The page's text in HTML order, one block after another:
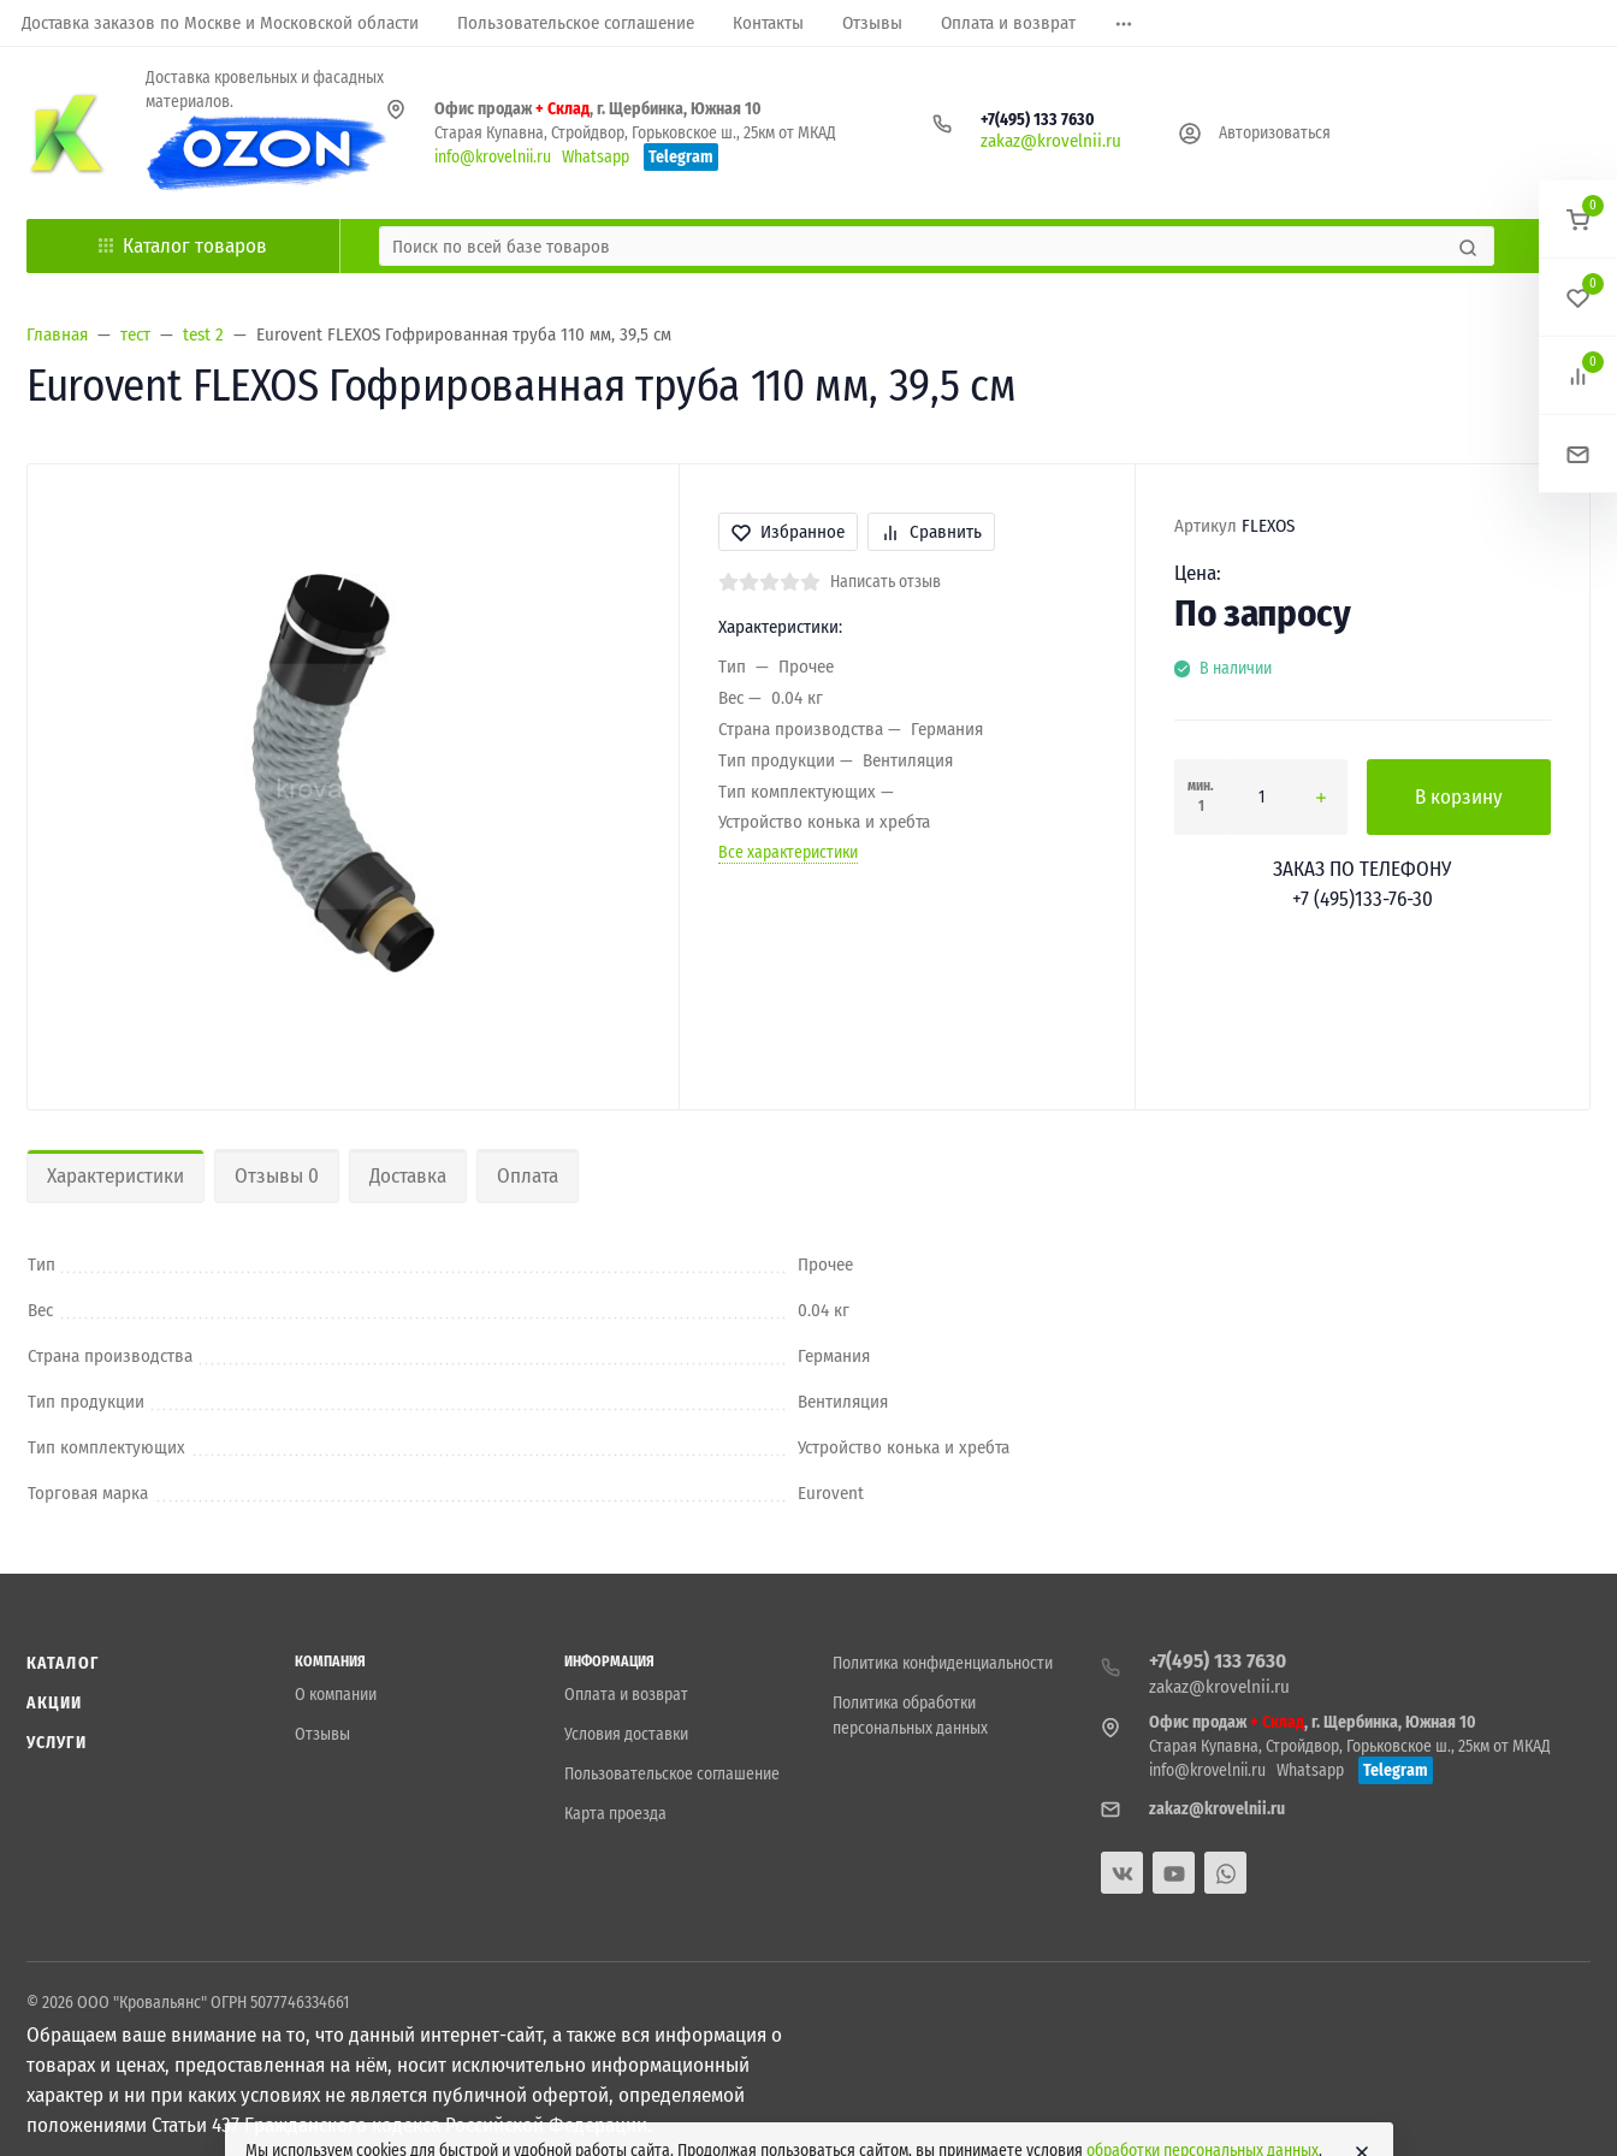
Доставка заказов по Москве и Московской области Пользовательское соглашение Контакты Отзывы Оплата и возврат
Доставка кровельных и фасадных
материалов.
Офис продаж+ Склад, г. Щербинка, Южная 10
Старая Купавна, Стройдвор, Горьковское ш., 25км от МКАД
info@krovelnii.ru Whatsapp Telegram
+7(495) 133 7630
zakaz@krovelnii.ru Авторизоваться
Каталог товаров
Главная тест test 2 Eurovent FLEXOS Гофрированная труба 110 мм, 39,5 см
Eurovent FLEXOS Гофрированная труба 110 мм, 39,5 см
Избранное Сравнить
Написать отзыв
Характеристики:
Тип
Прочее
Вес
0.04 кг
Страна производства
Германия
Тип продукции
Вентиляция
Тип комплектующих
Устройство конька и хребта
Все характеристики
Артикул FLEXOS
Цена:
По запросу
В наличии
мин.
1
В корзину
ЗАКАЗ ПО ТЕЛЕФОНУ
+7 (495)133-76-30
Характеристики Отзывы 0 Доставка Оплата
Тип Прочее
Вес 0.04 кг
Страна производства Германия
Тип продукции Вентиляция
Тип комплектующих Устройство конька и хребта
Торговая марка Eurovent
КАТАЛОГ
АКЦИИ
УСЛУГИ
КОМПАНИЯ
О компании
Отзывы
ИНФОРМАЦИЯ
Оплата и возврат
Условия доставки
Пользовательское соглашение
Карта проезда
Политика конфиденциальности
Политика обработки
персональных данных
+7(495) 133 7630
zakaz@krovelnii.ru
Офис продаж+ Склад, г. Щербинка, Южная 10
Старая Купавна, Стройдвор, Горьковское ш., 25км от МКАД
info@krovelnii.ru
Whatsapp
Telegram
zakaz@krovelnii.ru
© 2026 ООО "Кровальянс" ОГРН 5077746334661
Обращаем ваше внимание на то, что данный интернет-сайт, а также вся информация о
товарах и ценах, предоставленная на нём, носит исключительно информационный
характер и ни при каких условиях не является публичной офертой, определяемой
положениями Статьи 437 Гражданского кодекса Российской Федерации.
Мы используем cookies для быстрой и удобной работы сайта. Продолжая пользоваться сайтом, вы принимаете условия обработки персональных данных.
0
0
0